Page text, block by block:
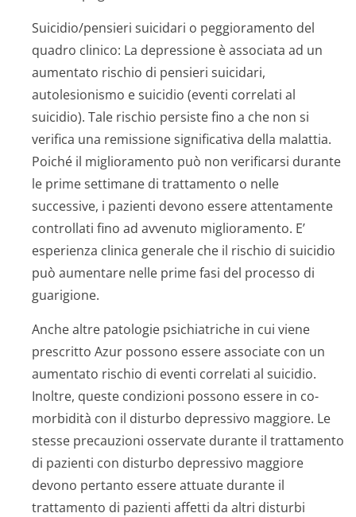
Suicidio/pensieri suicidari o peggioramento del
quadro clinico: La depressione è associata ad un
aumentato rischio di pensieri suicidari,
autolesionismo e suicidio (eventi correlati al
suicidio). Tale rischio persiste fino a che non si
verifica una remissione significativa della malattia.
Poiché il miglioramento può non verificarsi durante
le prime settimane di trattamento o nelle
successive, i pazienti devono essere attentamente
controllati fino ad avvenuto miglioramento. E’
esperienza clinica generale che il rischio di suicidio
può aumentare nelle prime fasi del processo di
guarigione.
Anche altre patologie psichiatriche in cui viene
prescritto Azur possono essere associate con un
aumentato rischio di eventi correlati al suicidio.
Inoltre, queste condizioni possono essere in co-
morbidità con il disturbo depressivo maggiore. Le
stesse precauzioni osservate durante il trattamento
di pazienti con disturbo depressivo maggiore
devono pertanto essere attuate durante il
trattamento di pazienti affetti da altri disturbi